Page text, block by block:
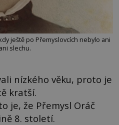
ještě po Přemyslovcích nebylo ani
slechu.
nízkého věku, proto je
kratší.
je, že Přemysl Oráč
8. století.